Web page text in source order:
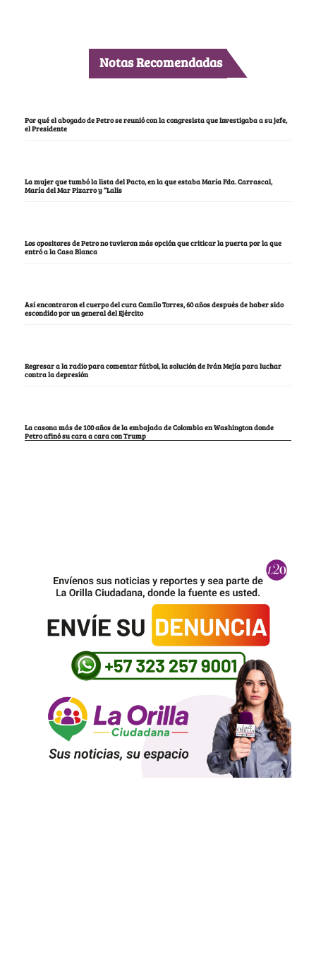
Notas Recomendadas
Por qué el abogado de Petro se reunió con la congresista que investigaba a su jefe,
el Presidente
La mujer que tumbó la lista del Pacto, en la que estaba María Fda. Carrascal,
María del Mar Pizarro y “Lalis
Los opositores de Petro no tuvieron más opción que criticar la puerta por la que
entró a la Casa Blanca
Así encontraron el cuerpo del cura Camilo Torres, 60 años después de haber sido
escondido por un general del Ejército
Regresar a la radio para comentar fútbol, la solución de Iván Mejía para luchar
contra la depresión
La casona más de 100 años de la embajada de Colombia en Washington donde
Petro afinó su cara a cara con Trump